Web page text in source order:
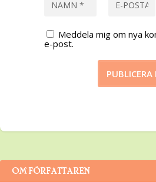
Meddela mig om nya
e-post.
OM FÖRFATTAREN